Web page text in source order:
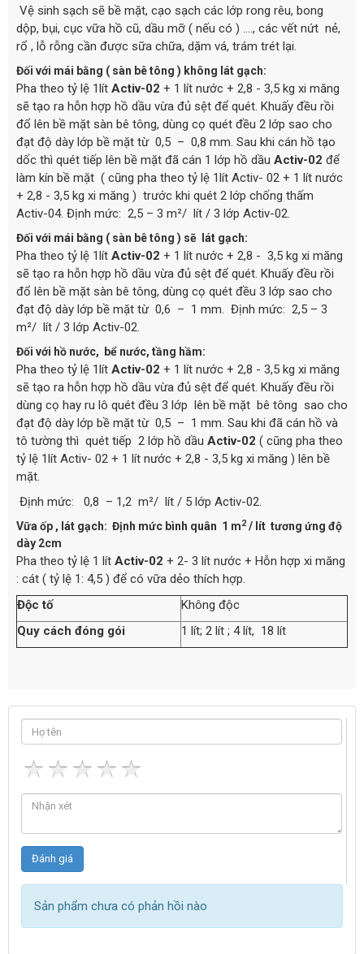
Vệ sinh sạch sẽ bề mặt, cạo sạch các lớp rong rêu, bong
dộp, bụi, cục vữa hồ cũ, dầu mỡ ( nếu có ) …., các vết nứt nẻ,
rổ , lỗ rỗng cần được sữa chữa, dặm vá, trám trét lại.
Đối với mái bằng ( sàn bê tông ) không lát gạch:
Pha theo tỷ lệ 1lít Activ-02 + 1 lít nước + 2,8 - 3,5 kg xi măng
sẽ tạo ra hỗn hợp hồ dầu vừa đủ sệt để quét. Khuấy đều rồi
đổ lên bề mặt sàn bê tông, dùng cọ quét đều 2 lớp sao cho
đạt độ dày lớp bề mặt từ 0,5 – 0,8 mm. Sau khi cán hồ tạo
dốc thì quét tiếp lên bề mặt đã cán 1 lớp hồ dầu Activ-02 để
làm kín bề mặt ( cũng pha theo tỷ lệ 1lít Activ- 02 + 1 lít nước
+ 2,8 - 3,5 kg xi măng ) trước khi quét 2 lớp chống thấm
Activ-04. Định mức: 2,5 – 3 m²/ lít / 3 lớp Activ-02.
Đối với mái bằng ( sàn bê tông ) sẽ lát gạch:
Pha theo tỷ lệ 1lít Activ-02 + 1 lít nước + 2,8 - 3,5 kg xi măng
sẽ tạo ra hỗn hợp hồ dầu vừa đủ sệt để quét. Khuấy đều rồi
đổ lên bề mặt sàn bê tông, dùng cọ quét đều 3 lớp sao cho
đạt độ dày lớp bề mặt từ 0,6 – 1 mm. Định mức: 2,5 – 3
m²/ lít / 3 lớp Activ-02.
Đối với hồ nước, bể nước, tầng hầm:
Pha theo tỷ lệ 1lít Activ-02 + 1 lít nước + 2,8 - 3,5 kg xi măng
sẽ tạo ra hỗn hợp hồ dầu vừa đủ sệt để quét. Khuấy đều rồi
dùng cọ hay ru lô quét đều 3 lớp lên bề mặt bê tông sao cho
đạt độ dày lớp bề mặt từ 0,5 – 1 mm. Sau khi đã cán hồ và
tô tường thì quét tiếp 2 lớp hồ dầu Activ-02 ( cũng pha theo
tỷ lệ 1lít Activ- 02 + 1 lít nước + 2,8 - 3,5 kg xi măng ) lên bề
mặt.
Định mức: 0,8 – 1,2 m²/ lít / 5 lớp Activ-02.
Vữa ốp , lát gạch: Định mức bình quân 1 m2/ lít tương ứng độ
dày 2cm
Pha theo tỷ lệ 1 lít Activ-02 + 2- 3 lít nước + Hỗn hợp xi măng
: cát ( tỷ lệ 1: 4,5 ) để có vữa dẻo thích hợp.
Độc tố
Không độc
Quy cách đóng gói
1 lít; 2 lít ; 4 lít, 18 lít
Sản phẩm chưa có phản hồi nào